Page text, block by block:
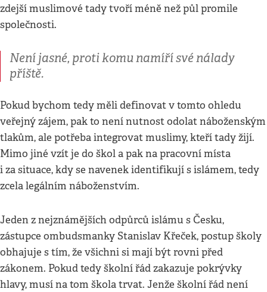
zdejší muslimové tady tvoří méně než půl promile
společnosti.
Není jasné, proti komu namíří své nálady
příště.
Pokud bychom tedy měli definovat v tomto ohledu
veřejný zájem, pak to není nutnost odolat náboženským
tlakům, ale potřeba integrovat muslimy, kteří tady žijí.
Mimo jiné vzít je do škol a pak na pracovní místa
i za situace, kdy se navenek identifikují s islámem, tedy
zcela legálním náboženstvím.
Jeden z nejznámějších odpůrců islámu s Česku,
zástupce ombudsmanky Stanislav Křeček, postup školy
obhajuje s tím, že všichni si mají být rovni před
zákonem. Pokud tedy školní řád zakazuje pokrývky
hlavy, musí na tom škola trvat. Jenže školní řád není